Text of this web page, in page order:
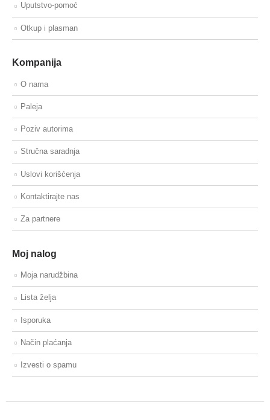
Uputstvo-pomoć
Otkup i plasman
Kompanija
O nama
Paleja
Poziv autorima
Stručna saradnja
Uslovi korišćenja
Kontaktirajte nas
Za partnere
Moj nalog
Moja narudžbina
Lista želja
Isporuka
Način plaćanja
Izvesti o spamu